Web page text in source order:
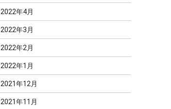
2022年4月
2022年3月
2022年2月
2022年1月
2021年12月
2021年11月